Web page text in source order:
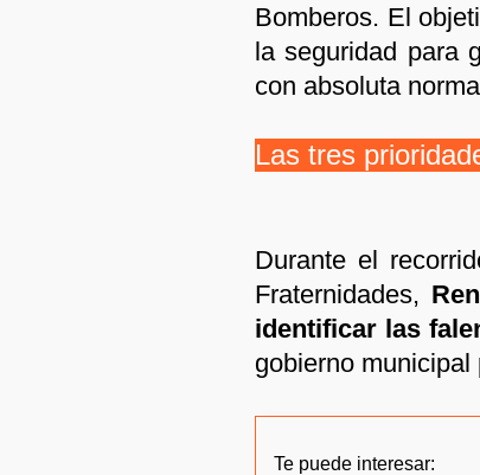
Bomberos. El
la seguridad para
con absoluta
Las tres
Durante el
Fraternidades,
identificar las
gobierno
Te puede interesar: